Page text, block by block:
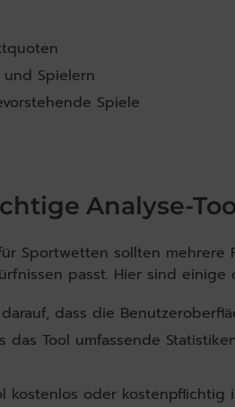
Spielern
Spiele
Analyse-
Sportwetten sollten
passt. Hier sind
dass die
das Tool umfassende
kostenlos oder